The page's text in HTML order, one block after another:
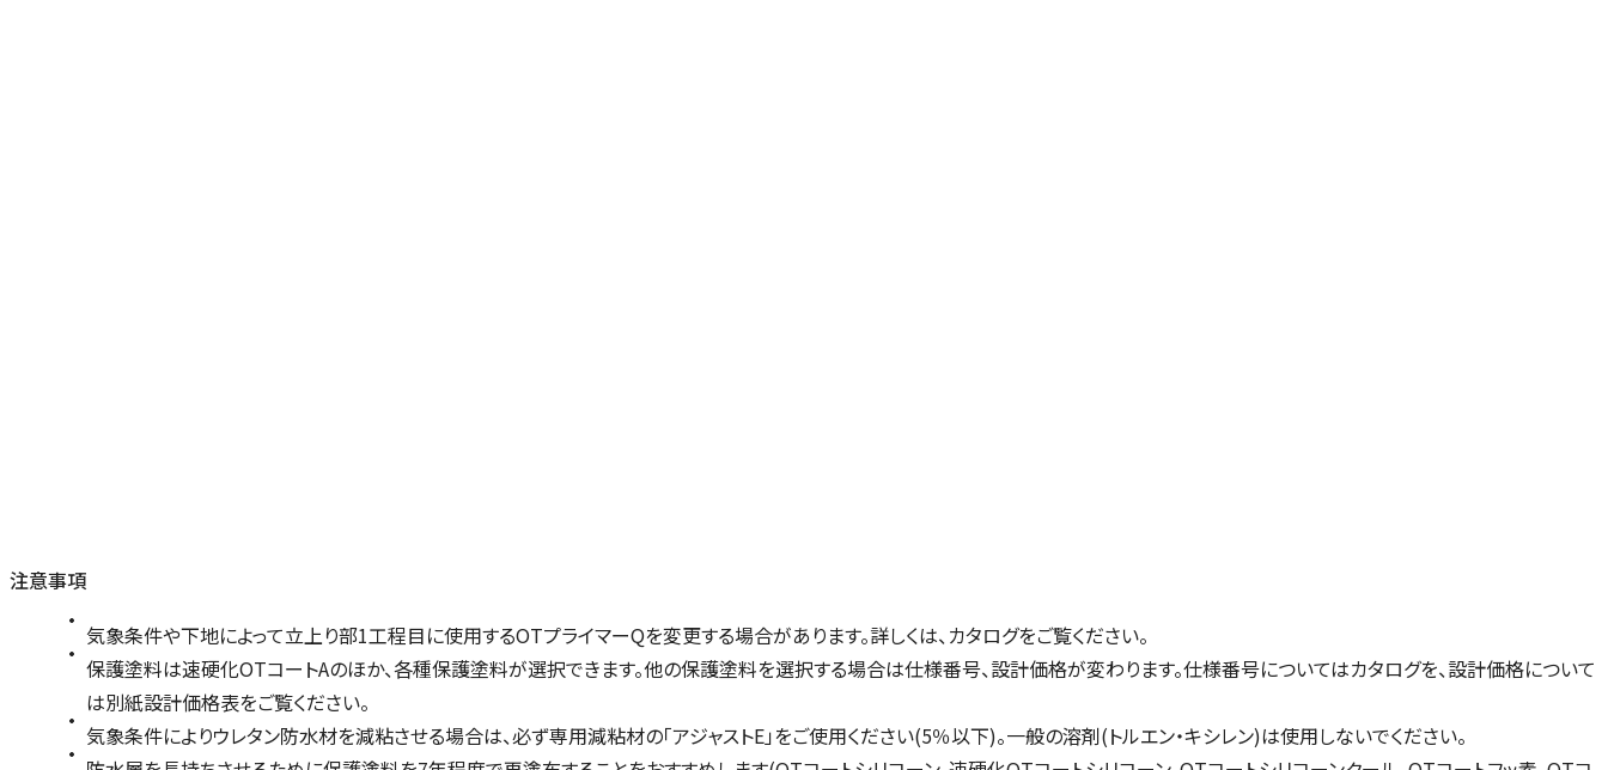
注意事項
気象条件や下地によって立上り部1工程目に使用するOTプライマーQを変更する場合があります。詳しくは、カタログをご覧ください。
保護塗料は速硬化OTコートAのほか、各種保護塗料が選択できます。他の保護塗料を選択する場合は仕様番号、設計価格が変わります。仕様番号についてはカタログを、設計価格について
は別紙設計価格表をご覧ください。
気象条件によりウレタン防水材を減粘させる場合は、必ず専用減粘材の「アジャストE」をご使用ください(5％以下)。一般の溶剤(トルエン・キシレン)は使用しないでください。